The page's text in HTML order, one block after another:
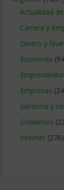
Actualidad
Carrera y
Dinero y
Economía
Empresas
Gerencia y
Gobiernos
Internet (276)